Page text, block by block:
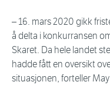
– 16. mars 2020 gikk
å delta i konkurransen
Skaret. Da hele landet
hadde fått en oversikt
situasjonen, forteller